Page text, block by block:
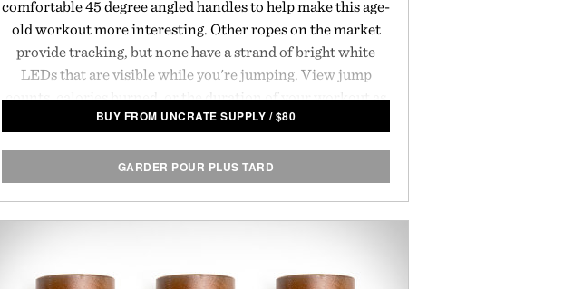
comfortable 45 degree angled handles to help make this age-
old workout more interesting. Other ropes on the market
provide tracking, but none have a strand of bright white
LEDs that are visible while you're jumping. View jump
counts, calories burned, or the duration of your workout as
the rope swings in front of you. All the data is then
all you have to supply is some sweat and an epic workout
soundtrack.
Sizing:
Large : 107 inches / 274 cm
BUY FROM UNCRATE SUPPLY /$80
GARDER POUR PLUS TARD